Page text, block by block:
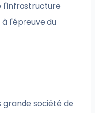
l'infrastructure
l'épreuve du
grande société de